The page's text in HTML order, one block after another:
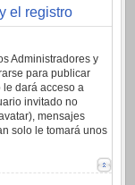
el registro
Administradores y
para publicar
le dará acceso a
invitado no
mensajes
solo le tomará unos